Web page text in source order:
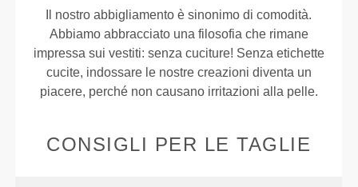
Il nostro abbigliamento è sinonimo di comodità.
Abbiamo abbracciato una filosofia che rimane
impressa sui vestiti: senza cuciture! Senza etichette
cucite, indossare le nostre creazioni diventa un
piacere, perché non causano irritazioni alla pelle.
CONSIGLI PER LE TAGLIE